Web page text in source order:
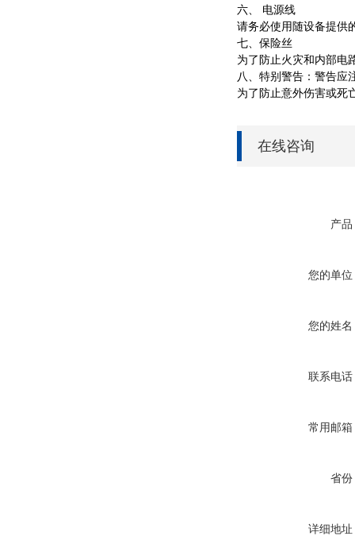
六、
电源线
请务必使用随设备提供
七、保险丝
为了防止火灾和内部电
八、特别警告：警告应
为了防止意外伤害或死
在线咨询
产品
您的单位
您的姓名
联系电话
常用邮箱
省份
详细地址